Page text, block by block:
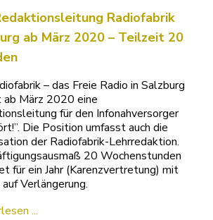
Radiofabrik
ab März 2020 – Teilzeit 20
– das Freie Radio in Salzburg
ab März 2020 eine
für den Infonahversorger
Die Position umfasst auch die
der Radiofabrik-Lehrredaktion.
20 Wochenstunden
für ein Jahr (Karenzvertretung) mit
Verlängerung.
...